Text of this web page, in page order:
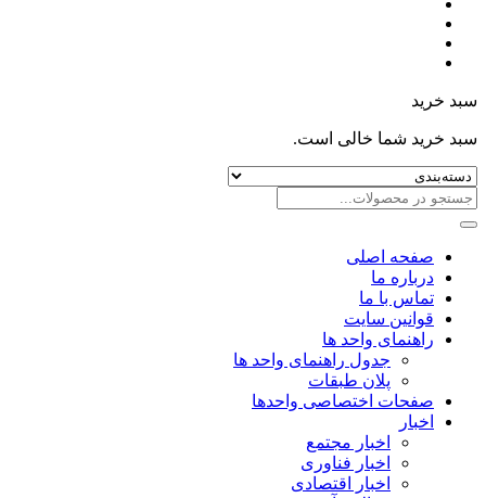
سبد خرید
سبد خرید شما خالی است.
صفحه اصلی
درباره ما
تماس با ما
قوانین سایت
راهنمای واحد ها
جدول راهنمای واحد ها
پلان طبقات
صفحات اختصاصی واحدها
اخبار
اخبار مجتمع
اخبار فناوری
اخبار اقتصادی